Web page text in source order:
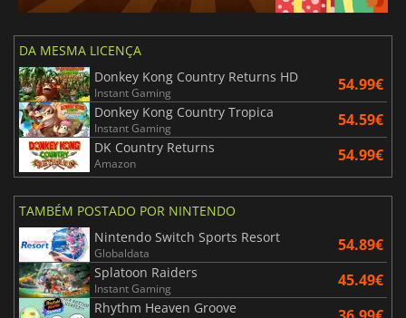
DA MESMA LICENÇA
Donkey Kong Country Returns HD
Instant Gaming 54.99€
Donkey Kong Country Tropica
Instant Gaming 54.59€
DK Country Returns
Amazon 54.99€
TAMBÉM POSTADO POR NINTENDO
Nintendo Switch Sports Resort
Globaldata 54.89€
Splatoon Raiders
Instant Gaming 45.49€
Rhythm Heaven Groove